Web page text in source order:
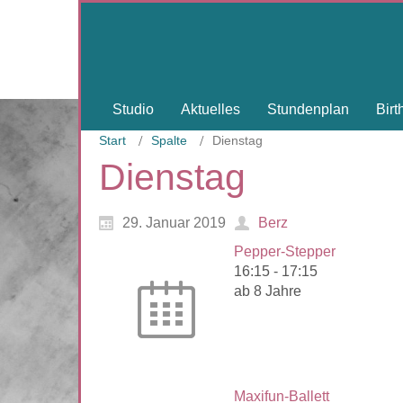
Studio Aktuelles Stundenplan
Start Spalte Dienstag
Dienstag
29. Januar 2019
Berz
Pepper-Stepper
16:15 - 17:15
ab 8 Jahre
Maxifun-Ballett